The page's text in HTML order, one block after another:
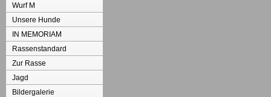
Wurf M
Unsere Hunde
IN MEMORIAM
Rassenstandard
Zur Rasse
Jagd
Bildergalerie